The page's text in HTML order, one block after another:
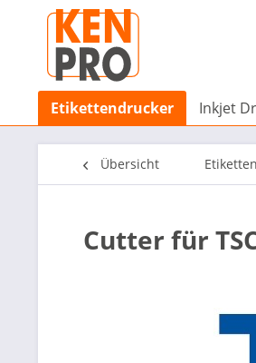
Etikettendrucker Inkjet
Übersicht
Cutter für